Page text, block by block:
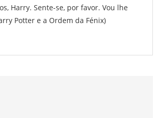
Harry. Sente-se, por favor. Vou lhe
Potter e a Ordem da Fénix)